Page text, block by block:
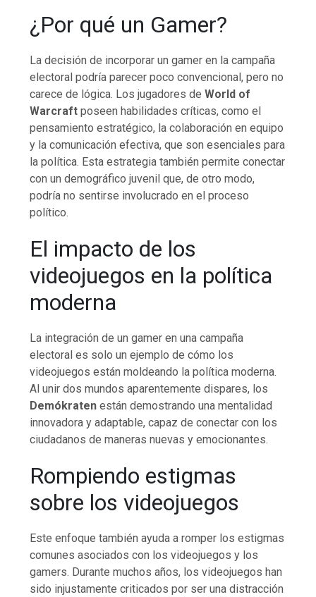
¿Por qué un Gamer?
La decisión de incorporar un gamer en la campaña
electoral podría parecer poco convencional, pero no
carece de lógica. Los jugadores deWorld of
Warcraft poseen habilidades críticas, como el
pensamiento estratégico, la colaboración en equipo
y la comunicación efectiva, que son esenciales para
la política. Esta estrategia también permite conectar
con un demográfico juvenil que, de otro modo,
podría no sentirse involucrado en el proceso
político.
El impacto de los
videojuegos en la política
moderna
La integración de un gamer en una campaña
electoral es solo un ejemplo de cómo los
videojuegos están moldeando la política moderna.
Al unir dos mundos aparentemente dispares, los
Demókraten están demostrando una mentalidad
innovadora y adaptable, capaz de conectar con los
ciudadanos de maneras nuevas y emocionantes.
Rompiendo estigmas
sobre los videojuegos
Este enfoque también ayuda a romper los estigmas
comunes asociados con los videojuegos y los
gamers. Durante muchos años, los videojuegos han
sido injustamente criticados por ser una distracción